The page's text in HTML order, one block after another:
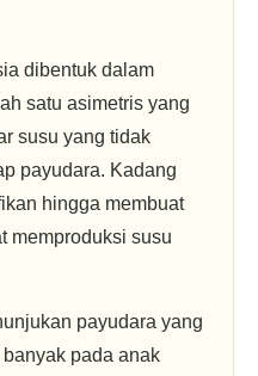
dibentuk dalam
satu asimetris yang
susu yang tidak
payudara. Kadang
hingga membuat
memproduksi susu
payudara yang
pada anak